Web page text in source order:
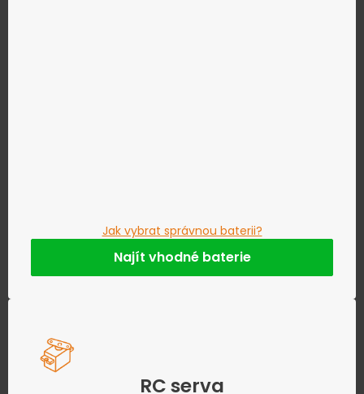
Jak vybrat správnou baterii?
Najít vhodné baterie
RC serva